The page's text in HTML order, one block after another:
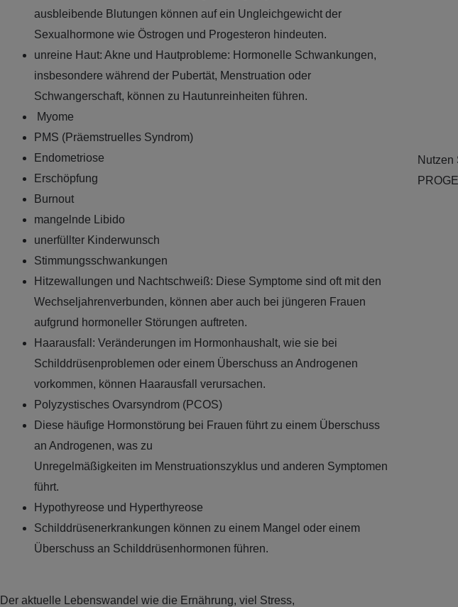
ausbleibende Blutungen können auf ein Ungleichgewicht der
Sexualhormone wie Östrogen und Progesteron hindeuten.
unreine Haut: Akne und Hautprobleme: Hormonelle Schwankungen,
insbesondere während der Pubertät, Menstruation oder
Schwangerschaft, können zu Hautunreinheiten führen.
Myome
PMS (Präemstruelles Syndrom)
Endometriose
Erschöpfung
Burnout
mangelnde Libido
unerfüllter Kinderwunsch
Stimmungsschwankungen
Hitzewallungen und Nachtschweiß: Diese Symptome sind oft mit den
Wechseljahrenverbunden, können aber auch bei jüngeren Frauen
aufgrund hormoneller Störungen auftreten.
Haarausfall: Veränderungen im Hormonhaushalt, wie sie bei
Schilddrüsenproblemen oder einem Überschuss an Androgenen
vorkommen, können Haarausfall verursachen.
Polyzystisches Ovarsyndrom (PCOS)
Diese häufige Hormonstörung bei Frauen führt zu einem Überschuss
an Androgenen, was zu
Unregelmäßigkeiten im Menstruationszyklus und anderen Symptomen
führt.
Hypothyreose und Hyperthyreose
Schilddrüsenerkrankungen können zu einem Mangel oder einem
Überschuss an Schilddrüsenhormonen führen.
Der aktuelle Lebenswandel wie die Ernährung, viel Stress,
Nutzen